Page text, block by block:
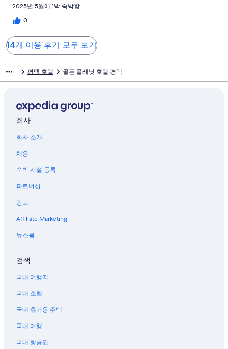
2025년 5월에 1박 숙박함
0
14개 이용 후기 모두 보기
평택 호텔 골든 플래닛 호텔 평택
회사
회사 소개
채용
숙박 시설 등록
파트너십
광고
Affiliate Marketing
뉴스룸
검색
국내 여행지
국내 호텔
국내 휴가용 주택
국내 여행
국내 항공권